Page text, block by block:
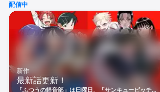
・ふつうの軽音部
・魔都精兵のスレイブ
・幼稚園WARS
・マリッジトキシン
・【推しの子】 40話無料(6/3～8/11)
・生者の行進 1巻分無料(7/13～8/9)
・家庭教師ヒットマンREBORN! 61話～100話無料(7/
・生者の行進 Revenge 1巻分無料(7/20～8/16)
・忘却バッテリー 8巻分無料(7/23～8/23)
配信中
新作
最新話更新！
「ふつうの軽音部」は日曜日、「サンキューピッチ」